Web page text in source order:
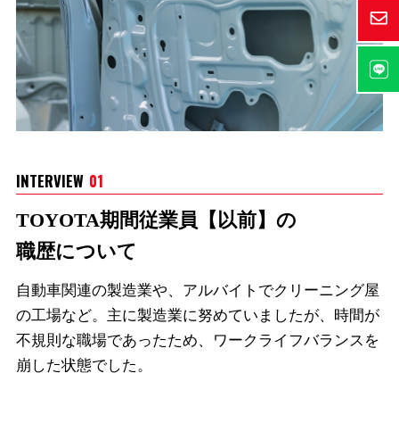
INTERVIEW 01
TOYOTA期間従業員【以前】の
職歴について
自動車関連の製造業や、アルバイトでクリーニング屋
の工場など。主に製造業に努めていましたが、時間が
不規則な職場であったため、ワークライフバランスを
崩した状態でした。